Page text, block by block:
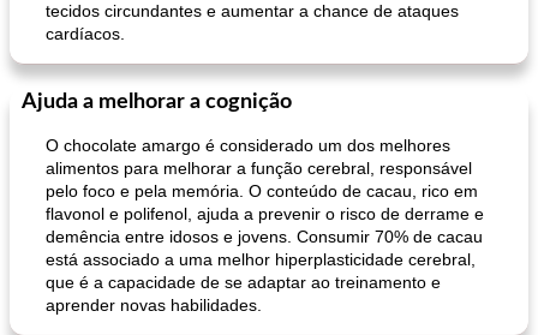
tecidos circundantes e aumentar a chance de ataques
cardíacos.
Ajuda a melhorar a cognição
O chocolate amargo é considerado um dos melhores
alimentos para melhorar a função cerebral, responsável
pelo foco e pela memória. O conteúdo de cacau, rico em
flavonol e polifenol, ajuda a prevenir o risco de derrame e
demência entre idosos e jovens. Consumir 70% de cacau
está associado a uma melhor hiperplasticidade cerebral,
que é a capacidade de se adaptar ao treinamento e
aprender novas habilidades.